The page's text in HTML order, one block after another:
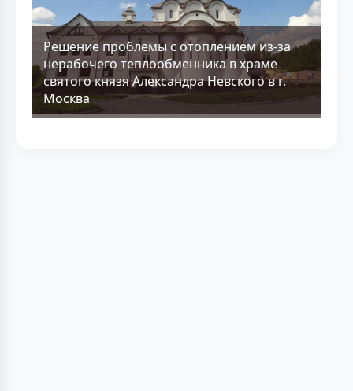
Решение проблемы с отоплением из-за
нерабочего теплообменника в храме
святого князя Александра Невского в г.
Москва